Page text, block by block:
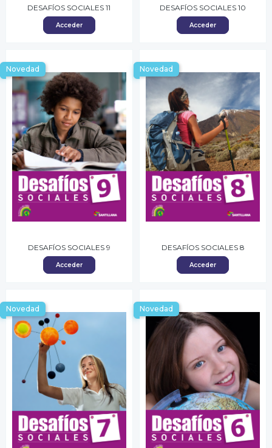
DESAFÍOS SOCIALES 11
Acceder
DESAFÍOS SOCIALES 10
Acceder
Novedad
DESAFÍOS SOCIALES 9
Acceder
Novedad
DESAFÍOS SOCIALES 8
Acceder
Novedad Novedad